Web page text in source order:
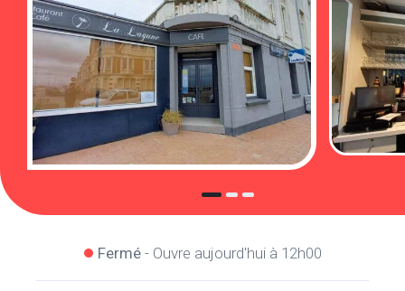
Fermé- Ouvre aujourd'hui à 12h00